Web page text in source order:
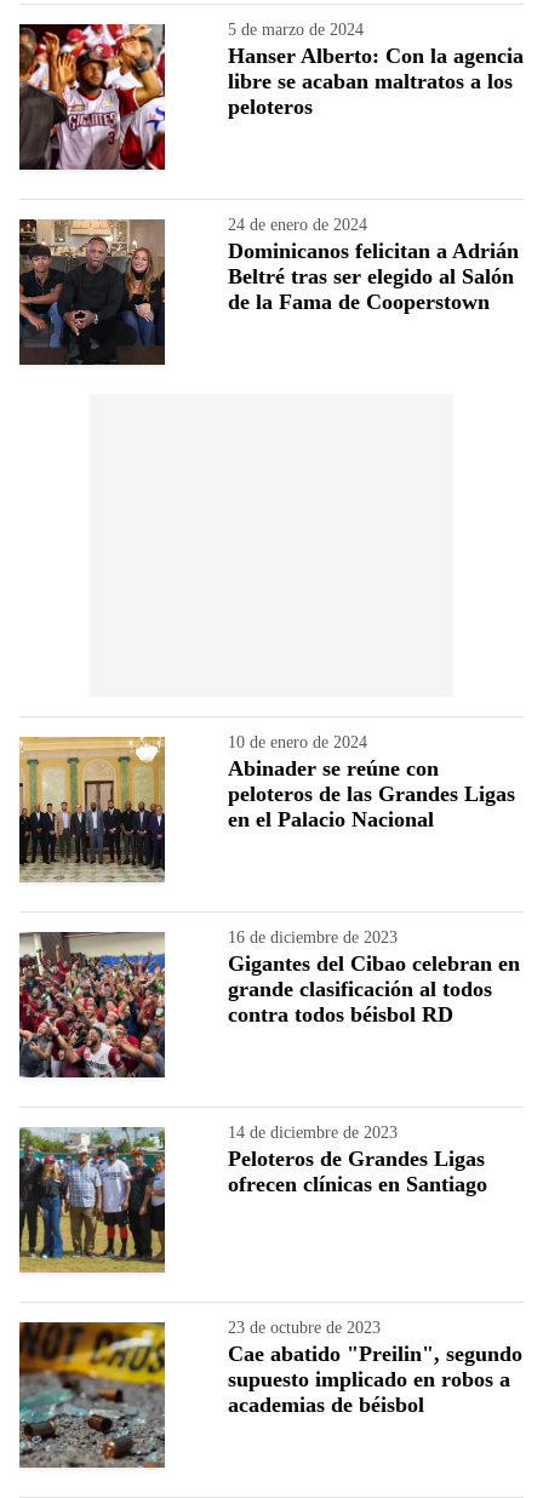
5 de marzo de 2024
Hanser Alberto: Con la agencia
libre se acaban maltratos a los
peloteros
24 de enero de 2024
Dominicanos felicitan a Adrián
Beltré tras ser elegido al Salón
de la Fama de Cooperstown
10 de enero de 2024
Abinader se reúne con
peloteros de las Grandes Ligas
en el Palacio Nacional
16 de diciembre de 2023
Gigantes del Cibao celebran en
grande clasificación al todos
contra todos béisbol RD
14 de diciembre de 2023
Peloteros de Grandes Ligas
ofrecen clínicas en Santiago
23 de octubre de 2023
Cae abatido "Preilin", segundo
supuesto implicado en robos a
academias de béisbol